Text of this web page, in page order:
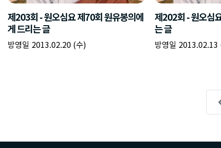
제203회 - 원오심요 제70회 원유봉의에
게 드리는 글
방영일 2013.02.20 (수)
제202회 - 원오심
는 글
방영일 2013.02.13